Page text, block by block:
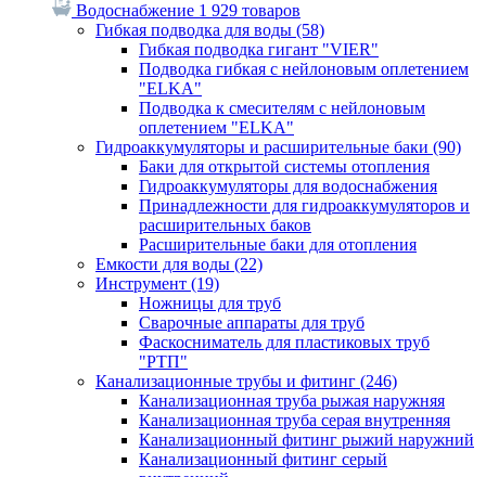
Водоснабжение 1 929 товаров
Гибкая подводка для воды (58)
Гибкая подводка гигант "VIER"
Подводка гибкая с нейлоновым оплетением
"ELKA"
Подводка к смесителям с нейлоновым
оплетением "ELKA"
Гидроаккумуляторы и расширительные баки (90)
Баки для открытой системы отопления
Гидроаккумуляторы для водоснабжения
Принадлежности для гидроаккумуляторов и
расширительных баков
Расширительные баки для отопления
Емкости для воды (22)
Инструмент (19)
Ножницы для труб
Сварочные аппараты для труб
Фаскосниматель для пластиковых труб
"РТП"
Канализационные трубы и фитинг (246)
Канализационная труба рыжая наружняя
Канализационная труба серая внутренняя
Канализационный фитинг рыжий наружний
Канализационный фитинг серый